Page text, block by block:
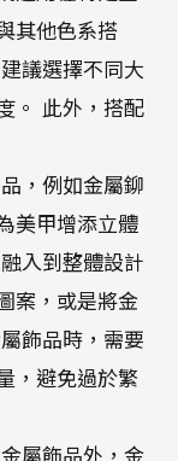
其他色系搭
議選擇不同大
。 此外，搭配
，例如金屬鉚
美甲增添立體
入到整體設計
案，或是將金
飾品時，需要
，避免過於繁
屬飾品外，金